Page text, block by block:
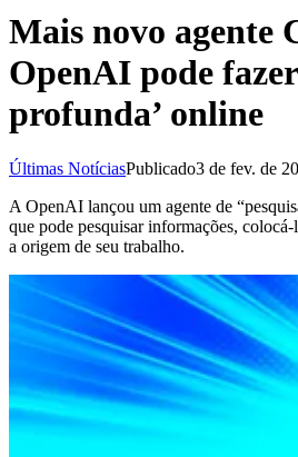
Mais novo agente
OpenAI pode
profunda’ online
Últimas NotíciasPublicado3 de fev. de
A OpenAI lançou um agente de
que pode pesquisar informações,
a origem de seu trabalho.